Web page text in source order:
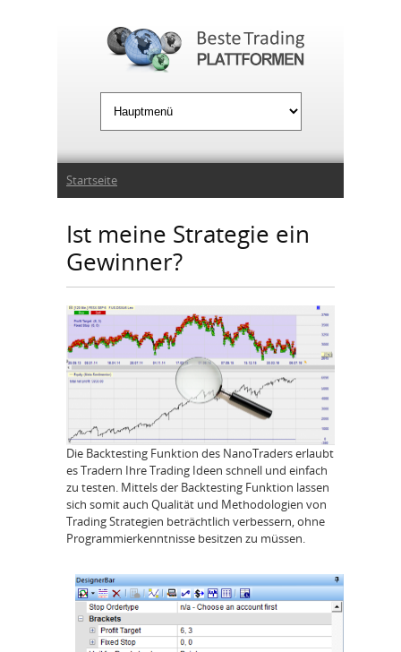
Sie sind hier
Startseite
Ist meine Strategie ein
Gewinner?
Die Backtesting Funktion des NanoTraders erlaubt
es Tradern Ihre Trading Ideen schnell und einfach
zu testen. Mittels der Backtesting Funktion lassen
sich somit auch Qualität und Methodologien von
Trading Strategien beträchtlich verbessern, ohne
Programmierkenntnisse besitzen zu müssen.